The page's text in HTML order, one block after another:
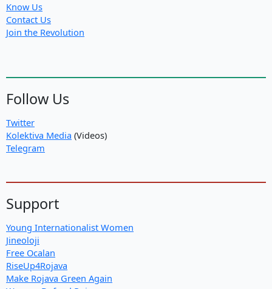
Know Us
Contact Us
Join the Revolution
Follow Us
Twitter
Kolektiva Media (Videos)
Telegram
Support
Young Internationalist Women
Jineoloji
Free Ocalan
RiseUp4Rojava
Make Rojava Green Again